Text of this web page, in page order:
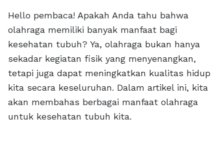
Hello pembaca! Apakah Anda tahu bahwa
olahraga memiliki banyak manfaat bagi
kesehatan tubuh? Ya, olahraga bukan hanya
sekadar kegiatan fisik yang menyenangkan,
tetapi juga dapat meningkatkan kualitas hidup
kita secara keseluruhan. Dalam artikel ini, kita
akan membahas berbagai manfaat olahraga
untuk kesehatan tubuh kita.